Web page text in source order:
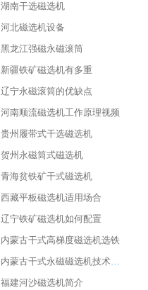
湖南干选磁选机
河北磁选机设备
黑龙江强磁永磁滚筒
新疆铁矿磁选机有多重
辽宁永磁滚筒的优缺点
河南顺流磁选机工作原理视频
贵州履带式干选磁选机
贺州永磁筒式磁选机
青海贫铁矿干式磁选机
西藏平板磁选机适用场合
辽宁铁矿磁选机如何配置
内蒙古干式高梯度磁选机选铁
内蒙古干式永磁磁选机技术要求
福建河沙磁选机简介